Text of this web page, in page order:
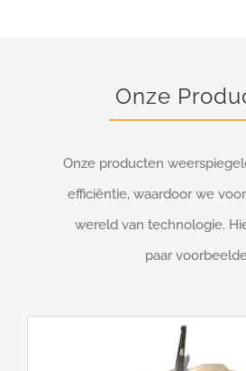
Onze
Onze producten
efficiëntie, waardoor we
wereld van technologie.
paar